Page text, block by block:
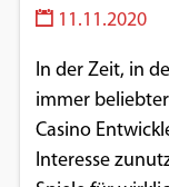
11.11.2020
In der Zeit, in
immer
Casino
Interesse